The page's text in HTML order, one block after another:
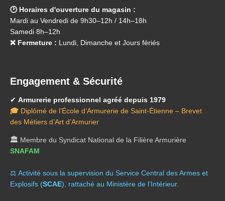
🕑 Horaires d'ouverture du magasin :
Mardi au Vendredi de 9h30–12h / 14h–18h
Samedi 8h–12h
❌ Fermeture : Lundi, Dimanche et Jours fériés
Engagement & Sécurité
✔ Armurerie professionnel agréé depuis 1979
🎓 Diplômé de l’École d’Armurerie de Saint-Étienne – Brevet
des Métiers d’Art d’Armurier
🏛️ Membre du Syndicat National de la Filière Armurière
SNAFAM
⚖️ Activité sous la supervision du Service Central des Armes et
Explosifs (SCAE), rattaché au Ministère de l’Intérieur.